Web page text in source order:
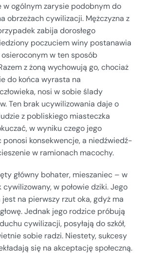
w ogólnym zarysie podobnym do
obrzeżach cywilizacji. Mężczyzna z
zabija dorosłego
poczuciem winy postanawia
w ten sposób
z żoną wychowują go, chociaż
do końca wyrasta na
nosi w sobie ślady
Ten brak ucywilizowania daje o
z pobliskiego miasteczka
w wyniku czego jego
konsekwencje, a niedźwiedź-
w ramionach macochy.
główny bohater, mieszaniec – w
cywilizowany, w połowie dziki. Jego
na pierwszy rzut oka, gdyż ma
Jednak jego rodzice próbują
cywilizacji, posyłają do szkół,
sobie radzi. Niestety, sukcesy
się na akceptację społeczną.